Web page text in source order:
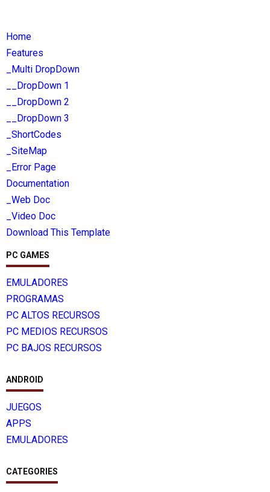
Home
Features
_Multi DropDown
__DropDown 1
__DropDown 2
__DropDown 3
_ShortCodes
_SiteMap
_Error Page
Documentation
_Web Doc
_Video Doc
Download This Template
PC GAMES
EMULADORES
PROGRAMAS
PC ALTOS RECURSOS
PC MEDIOS RECURSOS
PC BAJOS RECURSOS
ANDROID
JUEGOS
APPS
EMULADORES
CATEGORIES